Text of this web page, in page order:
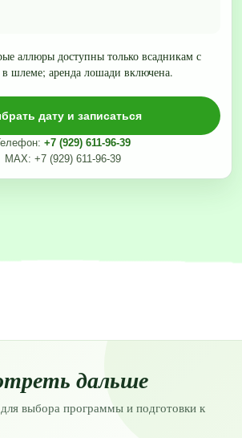
аллюры доступны только всадникам с
шлеме; аренда лошади включена.
дату и записаться
+7 (929) 611-96-39
MAX: +7 (929) 611-96-39
дальше
выбора программы и подготовки к